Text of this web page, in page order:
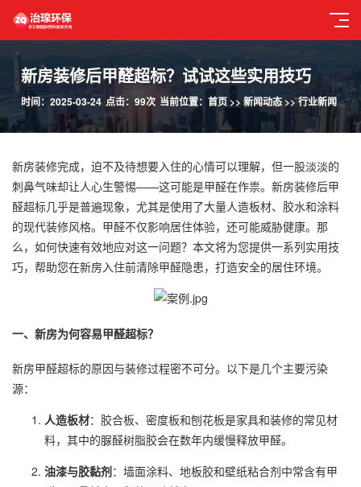
新房装修后甲醛超标？试试这些实用技巧
当前位置： 首页>> 新闻动态>>行业新闻
时间：2025-03-24 点击：99次
新房装修完成，迫不及待想要入住的心情可以理解，但一股淡淡的
刺鼻气味却让人心生警惕——这可能是甲醛在作祟。新房装修后甲
醛超标几乎是普遍现象，尤其是使用了大量人造板材、胶水和涂料
的现代装修风格。甲醛不仅影响居住体验，还可能威胁健康。那
么，如何快速有效地应对这一问题？本文将为您提供一系列实用技
巧，帮助您在新房入住前清除甲醛隐患，打造安全的居住环境。
一、新房为何容易甲醛超标？
新房甲醛超标的原因与装修过程密不可分。以下是几个主要污染
源：
人造板材：胶合板、密度板和刨花板是家具和装修的常见材
料，其中的脲醛树脂胶会在数年内缓慢释放甲醛。
油漆与胶黏剂：墙面涂料、地板胶和壁纸粘合剂中常含有甲